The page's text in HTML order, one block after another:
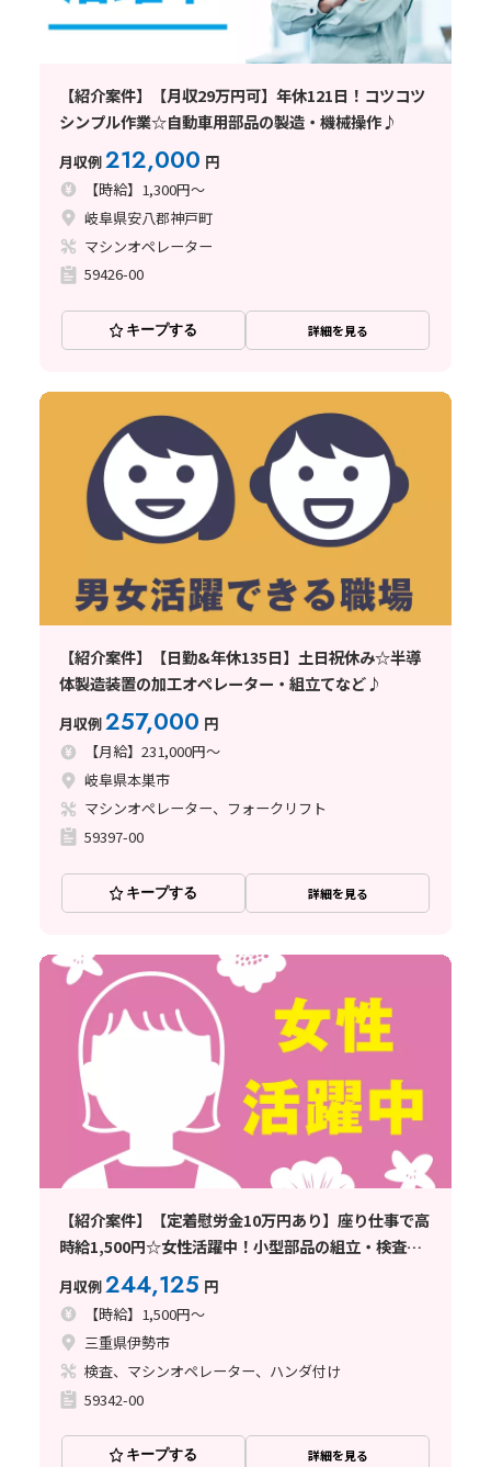
【紹介案件】【月収29万円可】年休121日！コツコツ
シンプル作業☆自動車用部品の製造・機械操作♪
月収例212,000 円
【時給】1,300円～
岐阜県安八郡神戸町
マシンオペレーター
59426-00
キープする 詳細を見る
【紹介案件】【日勤&年休135日】土日祝休み☆半導
体製造装置の加工オペレーター・組立てなど♪
月収例257,000 円
【月給】231,000円～
岐阜県本巣市
マシンオペレーター、フォークリフト
59397-00
キープする 詳細を見る
【紹介案件】【定着慰労金10万円あり】座り仕事で高
時給1,500円☆女性活躍中！小型部品の組立・検査◎
ネイル・ピアス・髪型自由！
月収例244,125 円
【時給】1,500円～
三重県伊勢市
検査、マシンオペレーター、ハンダ付け
59342-00
キープする 詳細を見る